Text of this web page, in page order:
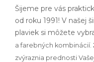
Šijeme pre vás
od roku 1991! V našej
plaviek si môžete
a farebných kombinácií.
zvýraznia prednosti